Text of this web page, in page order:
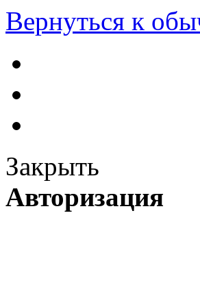
Вернуться к
Закрыть
Авторизация